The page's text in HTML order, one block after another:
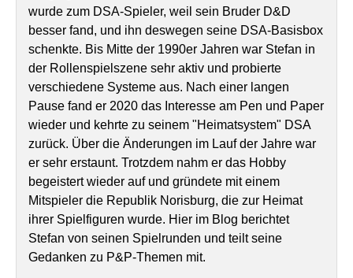
wurde zum DSA-Spieler, weil sein Bruder D&D
besser fand, und ihn deswegen seine DSA-Basisbox
schenkte. Bis Mitte der 1990er Jahren war Stefan in
der Rollenspielszene sehr aktiv und probierte
verschiedene Systeme aus. Nach einer langen
Pause fand er 2020 das Interesse am Pen und Paper
wieder und kehrte zu seinem "Heimatsystem" DSA
zurück. Über die Änderungen im Lauf der Jahre war
er sehr erstaunt. Trotzdem nahm er das Hobby
begeistert wieder auf und gründete mit einem
Mitspieler die Republik Norisburg, die zur Heimat
ihrer Spielfiguren wurde. Hier im Blog berichtet
Stefan von seinen Spielrunden und teilt seine
Gedanken zu P&P-Themen mit.